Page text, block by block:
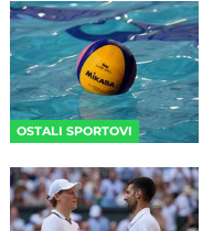
OSTALI SPORTOVI